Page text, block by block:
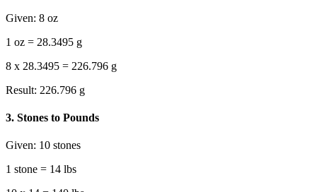
Given: 8 oz
1 oz = 28.3495 g
8 x 28.3495 = 226.796 g
Result: 226.796 g
3. Stones to Pounds
Given: 10 stones
1 stone = 14 lbs